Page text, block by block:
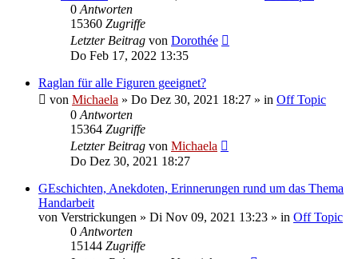
0 Antworten
15360 Zugriffe
Letzter Beitrag von Dorothée
Do Feb 17, 2022 13:35
Raglan für alle Figuren geeignet?
von Michaela » Do Dez 30, 2021 18:27 » in Off Topic
0 Antworten
15364 Zugriffe
Letzter Beitrag von Michaela
Do Dez 30, 2021 18:27
GEschichten, Anekdoten, Erinnerungen rund um das Thema
Handarbeit
von Verstrickungen » Di Nov 09, 2021 13:23 » in Off Topic
0 Antworten
15144 Zugriffe